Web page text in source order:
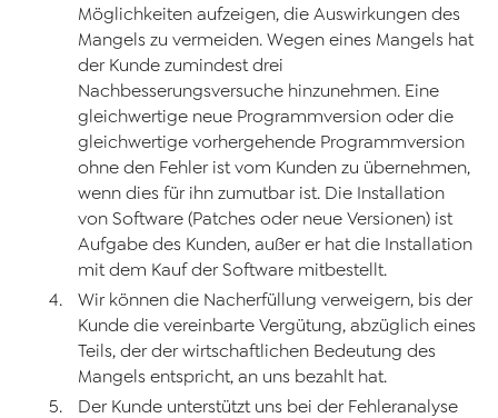
Möglichkeiten aufzeigen, die Auswirkungen des
Mangels zu vermeiden. Wegen eines Mangels hat
der Kunde zumindest drei
Nachbesserungsversuche hinzunehmen. Eine
gleichwertige neue Programmversion oder die
gleichwertige vorhergehende Programmversion
ohne den Fehler ist vom Kunden zu übernehmen,
wenn dies für ihn zumutbar ist. Die Installation
von Software (Patches oder neue Versionen) ist
Aufgabe des Kunden, außer er hat die Installation
mit dem Kauf der Software mitbestellt.
Wir können die Nacherfüllung verweigern, bis der
Kunde die vereinbarte Vergütung, abzüglich eines
Teils, der der wirtschaftlichen Bedeutung des
Mangels entspricht, an uns bezahlt hat.
Der Kunde unterstützt uns bei der Fehleranalyse